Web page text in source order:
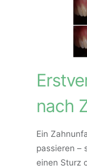
nach
Ein
passieren –
einen Sturz